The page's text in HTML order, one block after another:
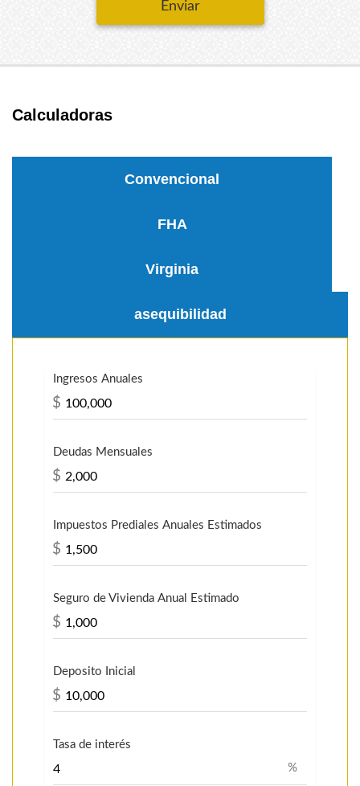
Enviar
Calculadoras
Convencional
FHA
Virginia
asequibilidad
Ingresos Anuales
$
Deudas Mensuales
$
Impuestos Prediales Anuales Estimados
$
Seguro de Vivienda Anual Estimado
$
Deposito Inicial
$
Tasa de interés
%